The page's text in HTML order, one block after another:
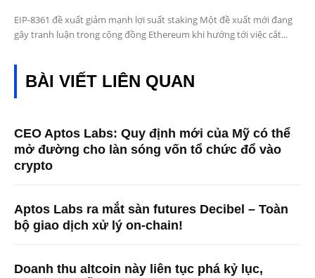
EIP-8361 đề xuất giảm mạnh lợi suất staking Một đề xuất mới đang
gây tranh luận trong cộng đồng Ethereum khi hướng tới việc cắt...
BÀI VIẾT LIÊN QUAN
CEO Aptos Labs: Quy định mới của Mỹ có thể
mở đường cho làn sóng vốn tổ chức đổ vào
crypto
Aptos Labs ra mắt sàn futures Decibel – Toàn
bộ giao dịch xử lý on-chain!
Doanh thu altcoin này liên tục phá kỷ lục,